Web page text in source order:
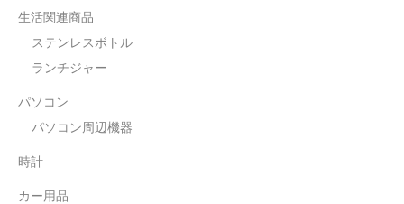
生活関連商品
ステンレスボトル
ランチジャー
パソコン
パソコン周辺機器
時計
カー用品